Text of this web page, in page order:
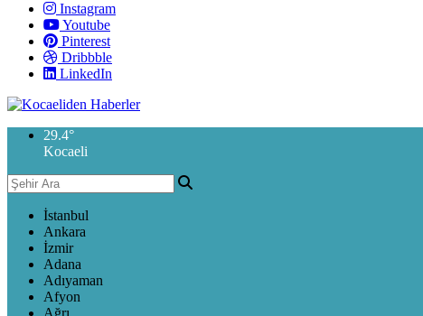
Instagram
Youtube
Pinterest
Dribbble
LinkedIn
29.4°
Kocaeli
İstanbul
Ankara
İzmir
Adana
Adıyaman
Afyon
Ağrı